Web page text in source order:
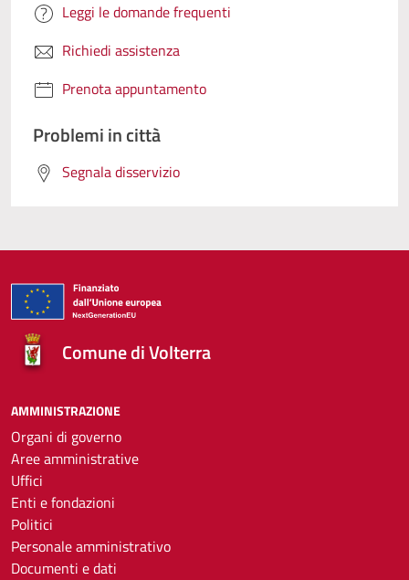
Leggi le domande frequenti
Richiedi assistenza
Prenota appuntamento
Problemi in città
Segnala disservizio
Comune di Volterra
AMMINISTRAZIONE
Organi di governo
Aree amministrative
Uffici
Enti e fondazioni
Politici
Personale amministrativo
Documenti e dati